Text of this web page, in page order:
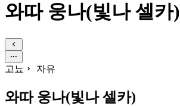
와따 웅나(빛나 셀카)
고뇨 자유
와따 웅나(빛나 셀카)